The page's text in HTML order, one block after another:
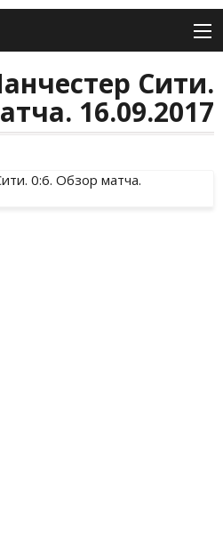
Сити.
16.09.2017